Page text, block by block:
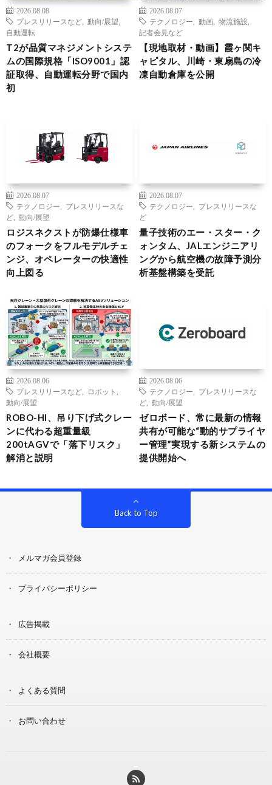
2026.08.08
プレスリリースなど
動向/展望
自動運転
T2が品質マネジメントシステ
ムの国際規格「ISO9001」認
証取得、自動運転分野で国内
初
2026.08.07
テクノロジー
動画 物流施設
記者会見など
【現地取材・動画】霞ヶ関キ
ャピタル、川崎・東扇島の冷
凍自動倉庫を公開
2026.08.07
テクノロジー
プレスリリースな
ど
動向/展望
ロジスネクストが防爆仕様車
のフォークをフルモデルチェ
ンジ、オペレーターの快適性
向上図る
2026.08.07
テクノロジー
プレスリリースな
ど
量子技術のエー・スター・ク
ォンタム、JALエンジニアリ
ングから航空機の故障予測分
析基盤構築を受託
2026.08.06
プレスリリースなど
ロボット
動向/展望
ROBO-HI、吊り下げ式クレー
ンに代わる超重量級
200tAGVで「落下リスク」
解消と説明
2026.08.06
テクノロジー
プレスリリースな
ど
動向/展望
ゼロボード、常に最新の情報
共有が可能な“動的サプライヤ
ー管理”実現する新システムの
提供開始へ
Back to Top
メルマガ会員登録
プライバシーポリシー
広告掲載
会社概要
よくある質問
お問い合わせ